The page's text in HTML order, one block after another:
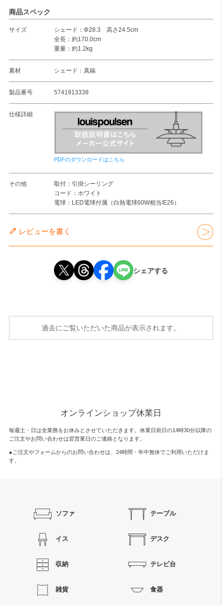
商品スペック
サイズ
シェード：Φ28.3 高さ24.5cm
全長：約170.0cm
重量：約1.2kg
素材 シェード：真鍮
製品番号 5741913338
仕様詳細
PDFのダウンロードはこちら
その他
取付：引掛シーリング
コード：ホワイト
電球：LED電球付属（白熱電球60W相当/E26）
レビューを書く
シェアする
過去にご覧いただいた商品が表示されます。
オンラインショップ休業日
毎週土・日は全業務をお休みとさせていただきます。休業日前日の14時30分以降の
ご注文やお問い合わせは翌営業日のご連絡となります。
●ご注文やフォームからのお問い合わせは、 24時間・年中無休でご利用いただけま
す。
ソファ テーブル
イス デスク
収納 テレビ台
雑貨 食器